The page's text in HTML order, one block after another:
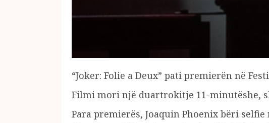
“Joker: Folie a Deux” pati premierën në
Filmi mori një duartrokitje 11-minutëshe,
Para premierës, Joaquin Phoenix bëri